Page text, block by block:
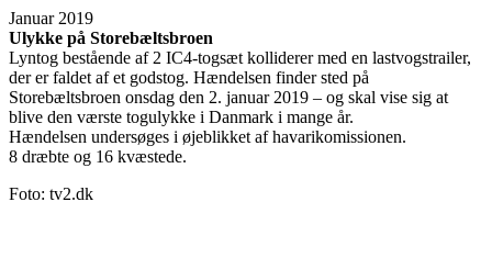
Januar 2019
Ulykke på Storebæltsbroen
Lyntog bestående af 2 IC4-togsæt kolliderer med en lastvogstrailer,
der er faldet af et godstog. Hændelsen finder sted på
Storebæltsbroen onsdag den 2. januar 2019 – og skal vise sig at
blive den værste togulykke i Danmark i mange år.
Hændelsen undersøges i øjeblikket af havarikomissionen.
8 dræbte og 16 kvæstede.
Foto: tv2.dk